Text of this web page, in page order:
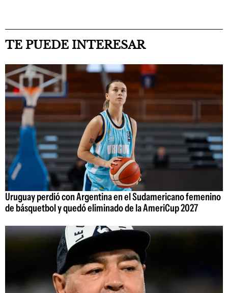
TE PUEDE INTERESAR
Uruguay perdió con Argentina en el Sudamericano femenino
de básquetbol y quedó eliminado de la AmeriCup 2027